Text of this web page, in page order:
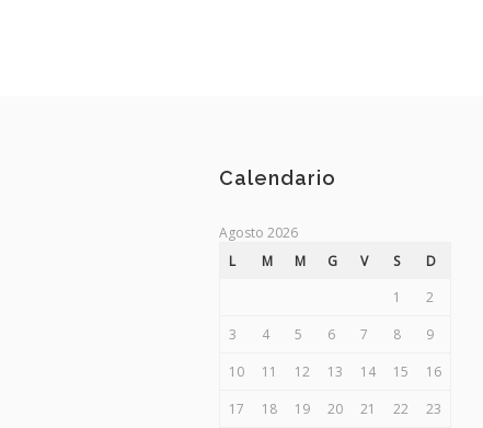
Calendario
Agosto 2026
L
M M G V S
D
1
2
3
4 5 6 7 8
9
10
11 12 13 14 15
16
17
18 19 20 21 22 23